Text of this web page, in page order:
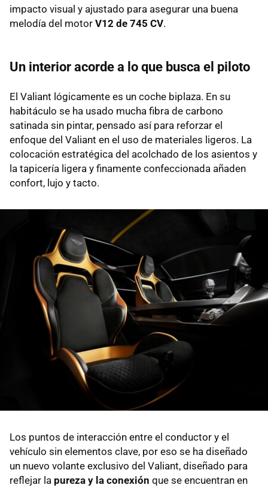
impacto visual y ajustado para asegurar una buena
melodía del motor V12 de 745 CV.
Un interior acorde a lo que busca el piloto
El Valiant lógicamente es un coche biplaza. En su
habitáculo se ha usado mucha fibra de carbono
satinada sin pintar, pensado así para reforzar el
enfoque del Valiant en el uso de materiales ligeros. La
colocación estratégica del acolchado de los asientos y
la tapicería ligera y finamente confeccionada añaden
confort, lujo y tacto.
Los puntos de interacción entre el conductor y el
vehículo sin elementos clave, por eso se ha diseñado
un nuevo volante exclusivo del Valiant, diseñado para
reflejar la pureza y la conexión que se encuentran en